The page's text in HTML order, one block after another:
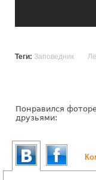
Теги: Заповедник
Понравился
друзьями: